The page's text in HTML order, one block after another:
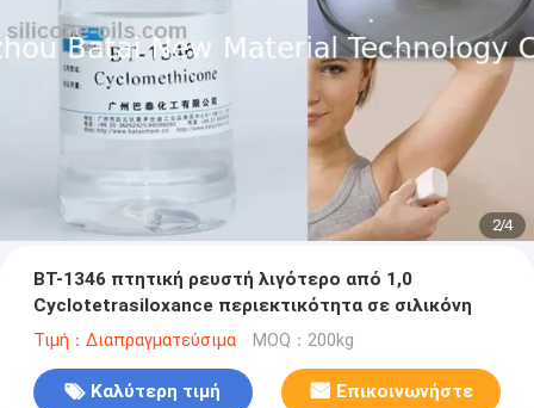
2/4
BT-1346 πτητική ρευστή λιγότερο από 1,0
Cyclotetrasiloxance περιεκτικότητα σε σιλικόνη
Τιμή：Διαπραγματεύσιμα MOQ：200kg
Καλύτερη τιμή Επικοινωνήστε